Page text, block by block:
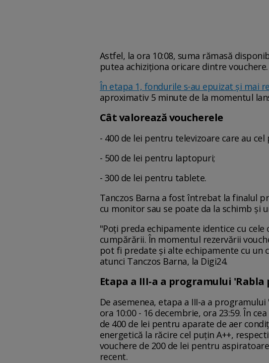
Astfel, la ora 10:08, suma rămasă
putea achiziționa oricare dintre vouchere.
În etapa 1, fondurile s-au epuizat și mai
aproximativ 5 minute de la momentul
Cât valorează voucherele
- 400 de lei pentru televizoare care au cel
- 500 de lei pentru laptopuri;
- 300 de lei pentru tablete.
Tanczos Barna a fost întrebat la finalul
cu monitor sau se poate da la schimb și
"Poți preda echipamente identice cu
cumpărării. În momentul rezervării
pot fi predate și alte echipamente cu un
atunci Tanczos Barna, la Digi24.
Etapa a III-a a programului
De asemenea, etapa a III-a a
ora 10:00 - 16 decembrie, ora 23:59. În
de 400 de lei pentru aparate de aer
energetică la răcire cel puţin A++,
vouchere de 200 de lei pentru
recent.